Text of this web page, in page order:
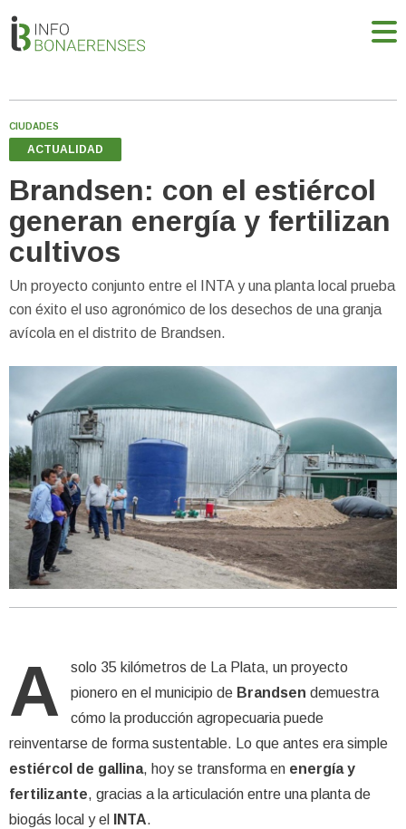
CIUDADES
ACTUALIDAD
Brandsen: con el estiércol
generan energía y fertilizan
cultivos
Un proyecto conjunto entre el INTA y una planta local prueba
con éxito el uso agronómico de los desechos de una granja
avícola en el distrito de Brandsen.
A
solo 35 kilómetros de La Plata, un proyecto
pionero en el municipio de Brandsen demuestra
cómo la producción agropecuaria puede
reinventarse de forma sustentable. Lo que antes era simple
estiércol de gallina, hoy se transforma en energía y
fertilizante, gracias a la articulación entre una planta de
biogás local y el
INTA.